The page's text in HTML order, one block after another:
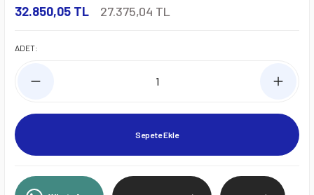
32.850,05 TL 27.375,04 TL
ADET:
Sepete Ekle